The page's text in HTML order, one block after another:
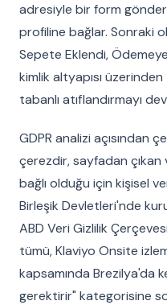
adresiyle bir form
profiline bağlar. Sonraki
Sepete Eklendi,
kimlik altyapısı
tabanlı atıflandırmayı
GDPR analizi açısından
çerezdir, sayfadan çıkan
bağlı olduğu için kişisel
Birleşik Devletleri'nde
ABD Veri Gizlilik
tümü, Klaviyo Onsite
kapsamında Brezilya'da
gerektirir" kategorisine